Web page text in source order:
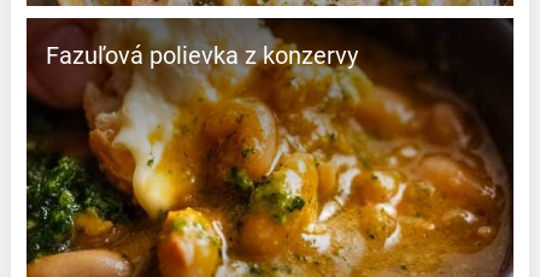
Fazuľová polievka z konzervy